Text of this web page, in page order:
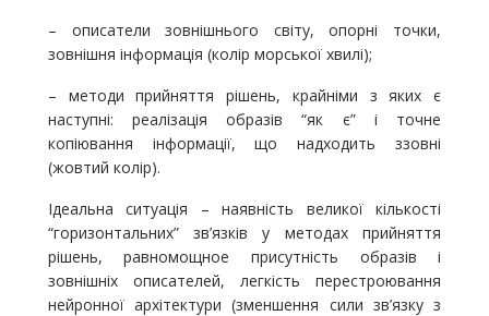
– описатели зовнішнього світу, опорні точки,
зовнішня інформація (колір морської хвилі);
– методи прийняття рішень, крайніми з яких є
наступні: реалізація образів “як є” і точне
копіювання інформації, що надходить ззовні
(жовтий колір).
Ідеальна ситуація – наявність великої кількості
“горизонтальних” зв’язків у методах прийняття
рішень, равномощное присутність образів і
зовнішніх описателей, легкість перестроювання
нейронної архітектури (зменшення сили зв’язку з